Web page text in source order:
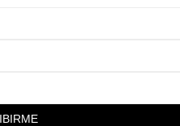
facilitando la